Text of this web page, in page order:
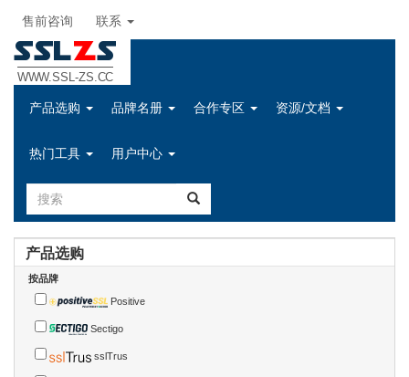
售前咨询 联系
SSLZS
WWW.SSL-ZS.CC
产品选购 品牌名册 合作专区 资源/文档
热门工具 用户中心
产品选购
按品牌
Positive
Sectigo
sslTrus